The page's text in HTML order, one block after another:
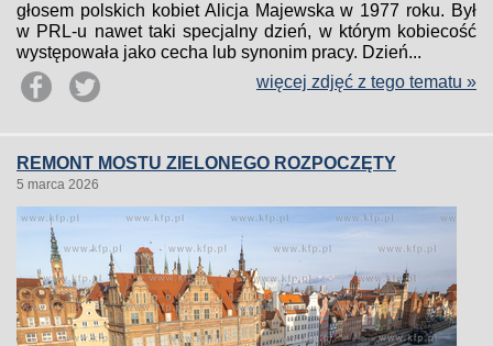
głosem polskich kobiet Alicja Majewska w 1977 roku. Był
w PRL-u nawet taki specjalny dzień, w którym kobiecość
występowała jako cecha lub synonim pracy. Dzień...
więcej zdjęć z tego tematu »
REMONT MOSTU ZIELONEGO ROZPOCZĘTY
5 marca 2026